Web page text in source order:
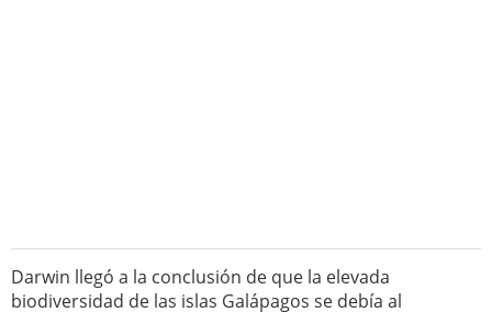
Darwin llegó a la conclusión de que la elevada
biodiversidad de las islas Galápagos se debía al